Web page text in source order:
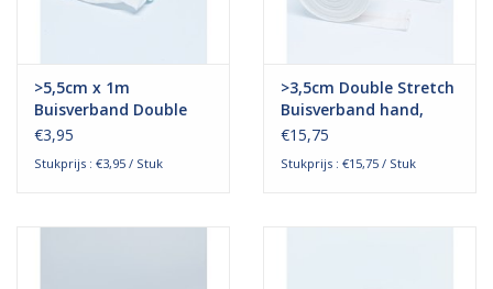
>5,5cm x 1m
Buisverband Double
stretch voeten,
kleine benen
€3,95
Stukprijs : €3,95 / Stuk
>3,5cm Double Stretch
Buisverband hand,
pols en onderarm
€15,75
Stukprijs : €15,75 / Stuk